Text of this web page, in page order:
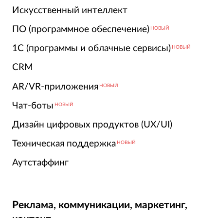
Искусственный интеллект
ПО (программное обеспечение) НОВЫЙ
1С (программы и облачные сервисы) НОВЫЙ
CRM
AR/VR-приложения НОВЫЙ
Чат-боты НОВЫЙ
Дизайн цифровых продуктов (UX/UI)
Техническая поддержка НОВЫЙ
Аутстаффинг
Реклама, коммуникации, маркетинг,